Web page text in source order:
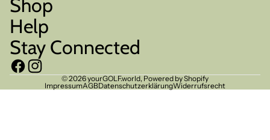
Shop
Help
Stay Connected
© 2026yourGOLF.world, Powered by Shopify
ImpressumAGBDatenschutzerklärungWiderrufsrecht